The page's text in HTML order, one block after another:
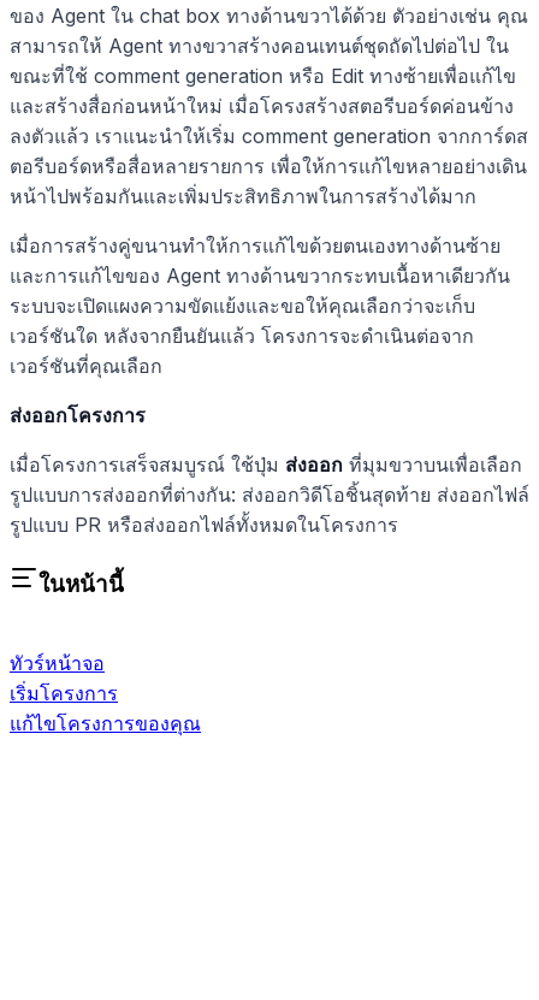
ของ Agent ใน chat box ทางด้านขวาได้ด้วย ตัวอย่างเช่น คุณ
สามารถให้ Agent ทางขวาสร้างคอนเทนต์ชุดถัดไปต่อไป ใน
ขณะที่ใช้ comment generation หรือ Edit ทางซ้ายเพื่อแก้ไข
และสร้างสื่อก่อนหน้าใหม่ เมื่อโครงสร้างสตอรีบอร์ดค่อนข้าง
ลงตัวแล้ว เราแนะนำให้เริ่ม comment generation จากการ์ดส
ตอรีบอร์ดหรือสื่อหลายรายการ เพื่อให้การแก้ไขหลายอย่างเดิน
หน้าไปพร้อมกันและเพิ่มประสิทธิภาพในการสร้างได้มาก
เมื่อการสร้างคู่ขนานทำให้การแก้ไขด้วยตนเองทางด้านซ้าย
และการแก้ไขของ Agent ทางด้านขวากระทบเนื้อหาเดียวกัน
ระบบจะเปิดแผงความขัดแย้งและขอให้คุณเลือกว่าจะเก็บ
เวอร์ชันใด หลังจากยืนยันแล้ว โครงการจะดำเนินต่อจาก
เวอร์ชันที่คุณเลือก
ส่งออกโครงการ
เมื่อโครงการเสร็จสมบูรณ์ ใช้ปุ่ม ส่งออก ที่มุมขวาบนเพื่อเลือก
รูปแบบการส่งออกที่ต่างกัน: ส่งออกวิดีโอชิ้นสุดท้าย ส่งออกไฟล์
รูปแบบ PR หรือส่งออกไฟล์ทั้งหมดในโครงการ
ในหน้านี้
ทัวร์หน้าจอ
เริ่มโครงการ
แก้ไขโครงการของคุณ